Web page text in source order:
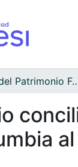
Archivo del Patrimonio Fotográfico y